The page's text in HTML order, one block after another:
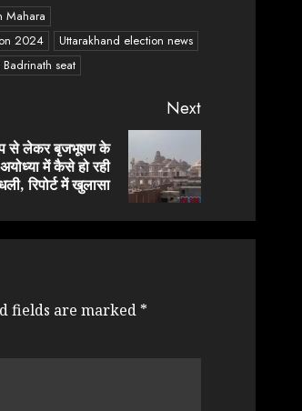
Mahara
2024
Uttarakhand election news
seat
Next
से लेकर बृजभूषण के
में कैसे हो रही
रिपोर्ट में खुलासा
fields are marked *